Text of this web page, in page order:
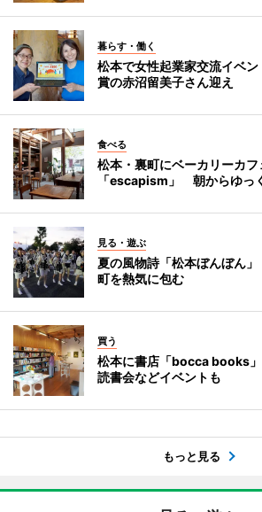
暮らす・働く
松本で女性起業家交流イベ
賞の赤沼留美子さん迎え
食べる
松本・裏町にベーカリーカ
「escapism」 朝からゆっ
見る・遊ぶ
夏の風物詩「松本ぼんぼん
町を熱気に包む
買う
松本に書店「bocca books
読書会などイベントも
もっと見る